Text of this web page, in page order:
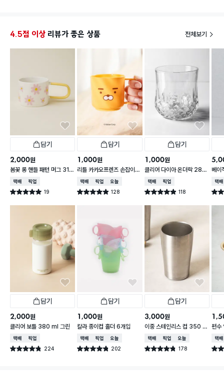
4.5점 이상 리뷰가 좋은 상품 전체보기
담기
2,000원
봄꽃 롱 핸들 패턴 머그 310
ml
택배배송매장픽업
별점 5.0점 19
건 작성
담기
1,000원
리틀 카카오프렌즈 손잡이
라이언 컵 200ml
택배배송매장픽업오늘배송
별점 4.9점 128
건 작성
담기
1,000원
클리어 다이아 온더락 280
ml
택배배송매장픽업
별점 4.9점 118
건 작성
베
택배
별점
담기
2,000원
클리어 보틀 380 ml 그린
택배배송매장픽업
별점 4.8점 224
건 작성
담기
1,000원
칼라 종이컵 홀더 6개입
택배배송매장픽업오늘배송
별점 4.8점 202
건 작성
담기
3,000원
이중 스테인리스 컵 350 m
택배배송매장픽업오늘배송
별점 4.8점 178
건 작성
편수
택배
별점